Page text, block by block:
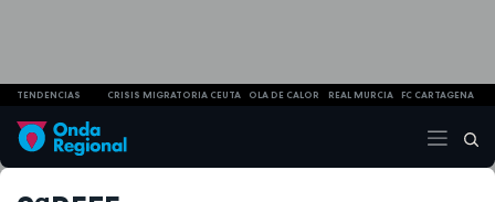
TENDENCIAS CRISIS MIGRATORIA CEUTA OLA DE CALOR REAL MURCIA FC CARTAGENA